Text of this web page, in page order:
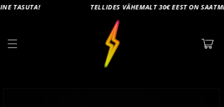
Mine
sisu
TELLIDES VÄHEMALT 30€ EEST ON SAATMINE
Ostukorv